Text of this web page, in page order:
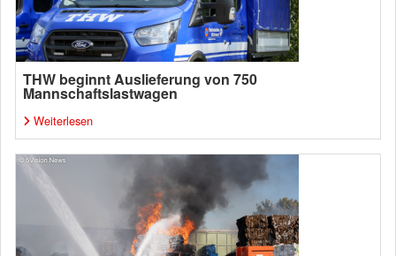
THW beginnt Auslieferung von 750
Mannschaftslastwagen
Weiterlesen